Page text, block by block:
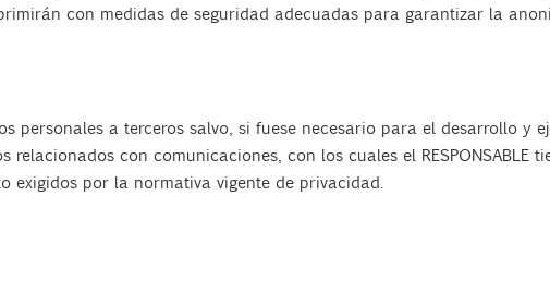
con medidas de seguridad adecuadas para garantizar la
personales a terceros salvo, si fuese necesario para el desarrollo y
con comunicaciones, con los cuales el RESPONSABLE
exigidos por la normativa vigente de privacidad.